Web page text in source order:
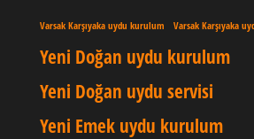
Varsak Karşıyaka uydu kurulum Varsak Karşıyaka
Yeni Doğan uydu kurulum
Yeni Doğan uydu servisi
Yeni Emek uydu kurulum